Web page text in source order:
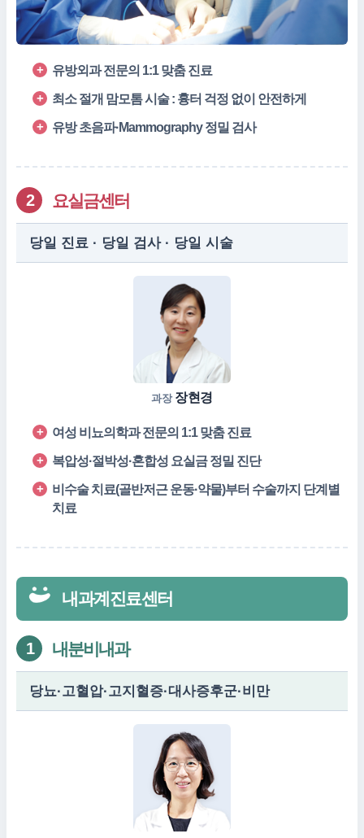
유방외과 전문의 1:1 맞춤 진료
최소 절개 맘모톰 시술 : 흉터 걱정 없이 안전하게
유방 초음파·Mammography 정밀 검사
2 요실금센터
과장 장현경
당일 진료 · 당일 검사 · 당일 시술
여성 비뇨의학과 전문의 1:1 맞춤 진료
복압성·절박성·혼합성 요실금 정밀 진단
비수술 치료(골반저근 운동·약물)부터 수술까지 단계별
치료
내과계진료센터
1 내분비내과
당뇨·고혈압·고지혈증·대사증후군·비만